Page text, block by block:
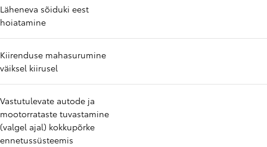
Läheneva sõiduki eest
hoiatamine
Kiirenduse mahasurumine
väiksel kiirusel
Vastutulevate autode ja
mootorrataste tuvastamine
(valgel ajal) kokkupõrke
ennetussüsteemis